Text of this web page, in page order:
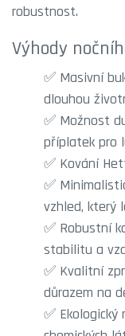
robustnost.
Výhody
✅ Masivní
dlouhou
✅ Možnost
příplatek pro
✅ Kování
✅
vzhled, který
✅ Robustní
stabilitu a
✅ Kvalitní
důrazem na
✅